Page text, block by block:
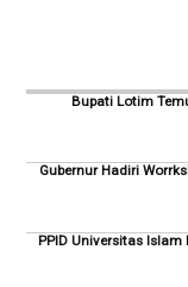
Bupati Lotim
Gubernur Hadiri
PPID Universitas